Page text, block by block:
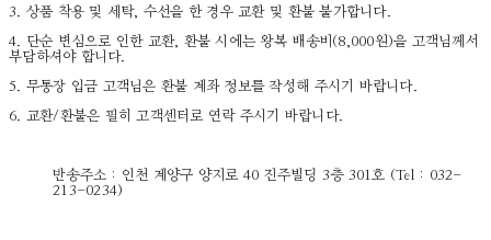
3. 상품 착용 및 세탁, 수선을 한 경우 교환 및 환불 불가합니다.
4. 단순 변심으로 인한 교환, 환불 시에는 왕복 배송비(8,000원)을 고객님께서
부담하셔야 합니다.
5. 무통장 입금 고객님은 환불 계좌 정보를 작성해 주시기 바랍니다.
6. 교환/환불은 필히 고객센터로 연락 주시기 바랍니다.
반송주소 : 인천 계양구 양지로 40 진주빌딩 3층 301호 (Tel : 032-
213-0234)